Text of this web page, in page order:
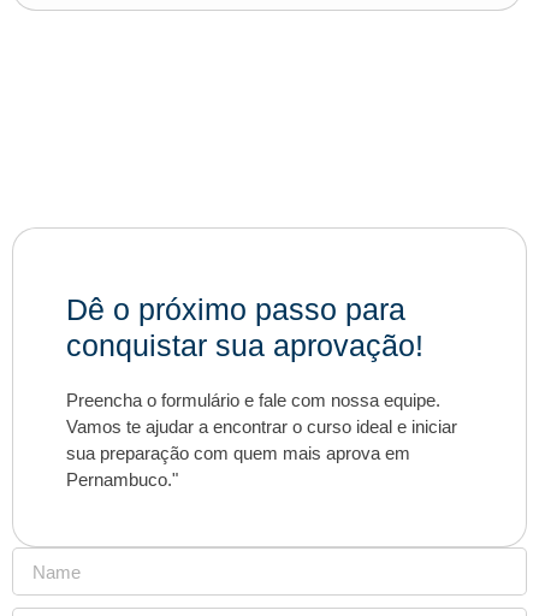
Dê o próximo passo para
conquistar sua aprovação!
Preencha o formulário e fale com nossa equipe.
Vamos te ajudar a encontrar o curso ideal e iniciar
sua preparação com quem mais aprova em
Pernambuco."